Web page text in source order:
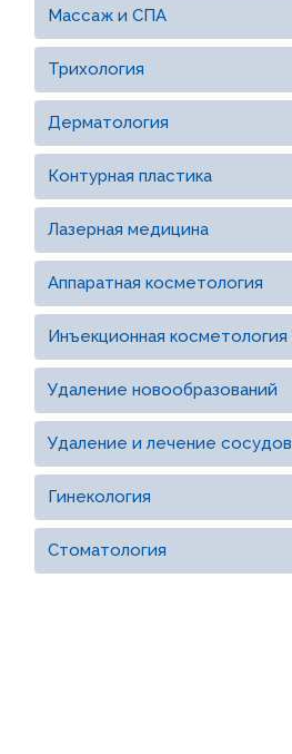
Массаж и СПА
Трихология
Дерматология
Контурная пластика
Лазерная медицина
Аппаратная косметология
Инъекционная косметология
Удаление новообразований
Удаление и лечение сосудов
Гинекология
Стоматология